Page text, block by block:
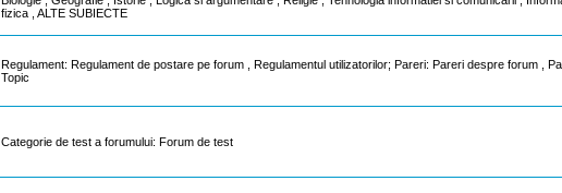
fizica , ALTE SUBIECTE
Regulament: Regulament de postare pe forum , Regulamentul utilizatorilor; Pareri: Pareri despre forum ,
Topic
Categorie de test a forumului: Forum de test